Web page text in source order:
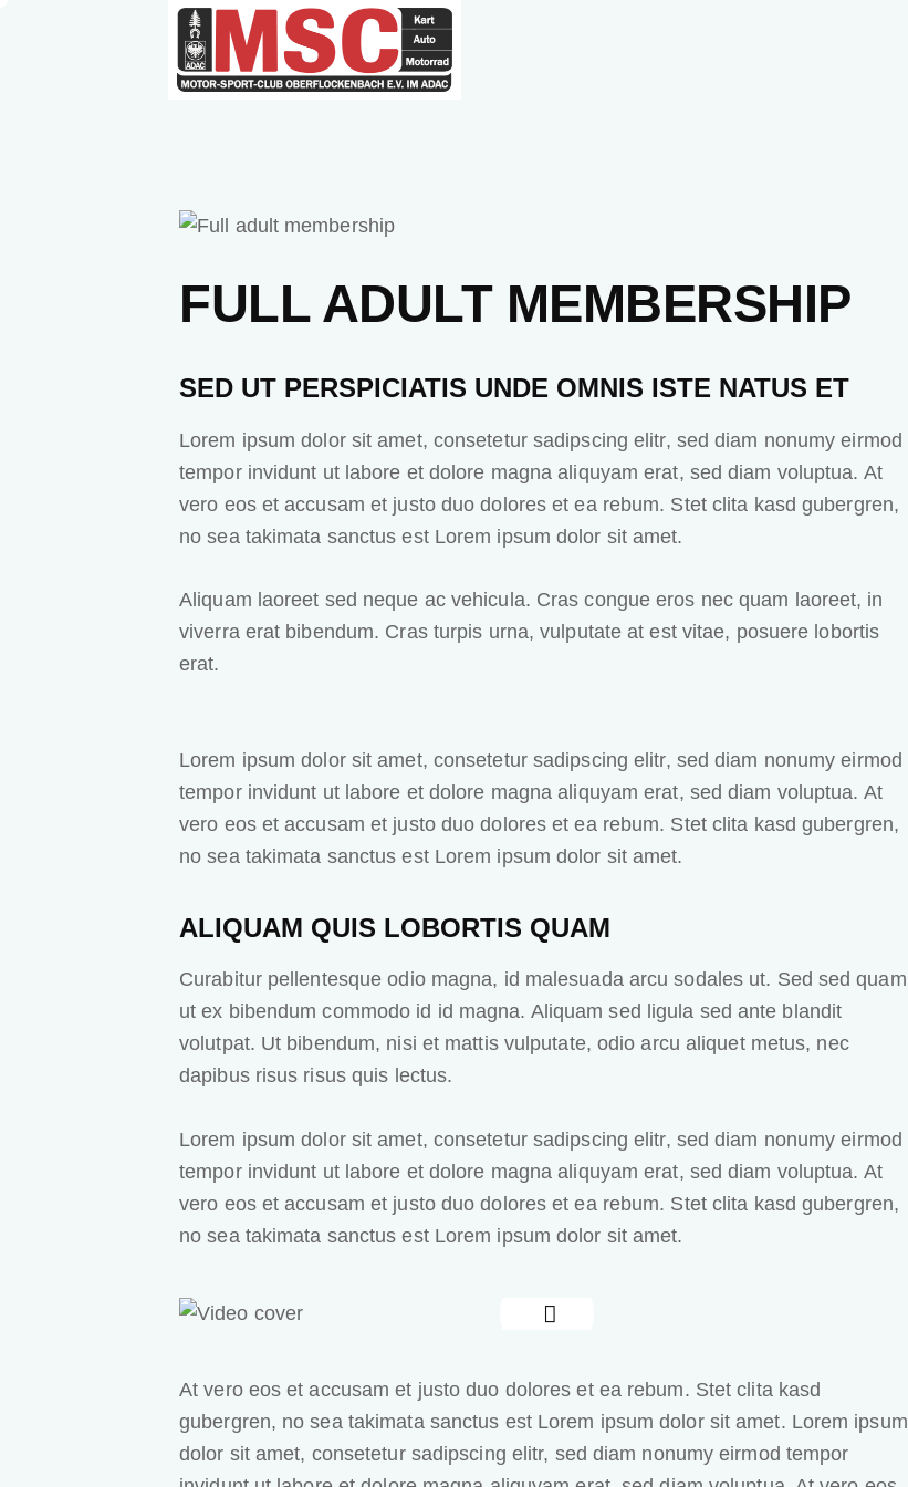
FULL ADULT MEMBERSHIP
SED UT PERSPICIATIS UNDE OMNIS ISTE NATUS ET
Lorem ipsum dolor sit amet, consetetur sadipscing elitr, sed diam nonumy eirmod
tempor invidunt ut labore et dolore magna aliquyam erat, sed diam voluptua. At
vero eos et accusam et justo duo dolores et ea rebum. Stet clita kasd gubergren,
no sea takimata sanctus est Lorem ipsum dolor sit amet.
Aliquam laoreet sed neque ac vehicula. Cras congue eros nec quam laoreet, in
viverra erat bibendum. Cras turpis urna, vulputate at est vitae, posuere lobortis
erat.
Lorem ipsum dolor sit amet, consetetur sadipscing elitr, sed diam nonumy eirmod
tempor invidunt ut labore et dolore magna aliquyam erat, sed diam voluptua. At
vero eos et accusam et justo duo dolores et ea rebum. Stet clita kasd gubergren,
no sea takimata sanctus est Lorem ipsum dolor sit amet.
ALIQUAM QUIS LOBORTIS QUAM
Curabitur pellentesque odio magna, id malesuada arcu sodales ut. Sed sed quam
ut ex bibendum commodo id id magna. Aliquam sed ligula sed ante blandit
volutpat. Ut bibendum, nisi et mattis vulputate, odio arcu aliquet metus, nec
dapibus risus risus quis lectus.
Lorem ipsum dolor sit amet, consetetur sadipscing elitr, sed diam nonumy eirmod
tempor invidunt ut labore et dolore magna aliquyam erat, sed diam voluptua. At
vero eos et accusam et justo duo dolores et ea rebum. Stet clita kasd gubergren,
no sea takimata sanctus est Lorem ipsum dolor sit amet.
At vero eos et accusam et justo duo dolores et ea rebum. Stet clita kasd
gubergren, no sea takimata sanctus est Lorem ipsum dolor sit amet. Lorem ipsum
dolor sit amet, consetetur sadipscing elitr, sed diam nonumy eirmod tempor